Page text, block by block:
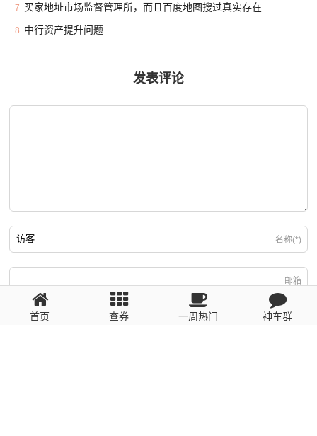
7 买家地址市场监督管理所，而且百度地图搜过真实存在
8 中行资产提升问题
发表评论
名称(*)
邮箱
回复需填写必要信息
首页 查券 一周热门 神车群